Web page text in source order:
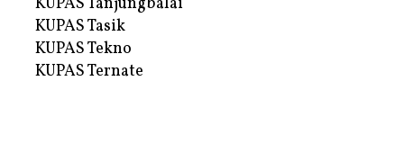
KUPAS Tasik
KUPAS Tekno
KUPAS Ternate